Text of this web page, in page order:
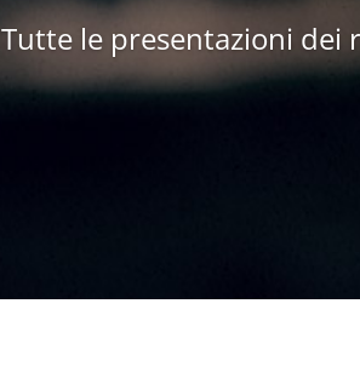
Tutte le presentazioni dei